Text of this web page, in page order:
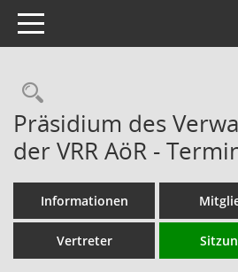
Toggle navigation
Rechercheauswahl
Präsidium des
der VRR AöR -
Informationen
Vertreter